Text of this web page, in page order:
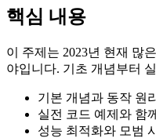
핵심 내용
이 주제는 2023년 현재 많
야입니다. 기초 개념부터
기본 개념과 동작 원
실전 코드 예제와 함
성능 최적화와 모범